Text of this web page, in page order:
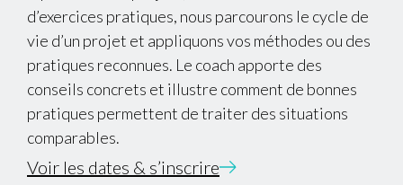
d’exercices pratiques, nous parcourons le cycle de
vie d’un projet et appliquons vos méthodes ou des
pratiques reconnues. Le coach apporte des
conseils concrets et illustre comment de bonnes
pratiques permettent de traiter des situations
comparables.
Voir les dates & s’inscrire